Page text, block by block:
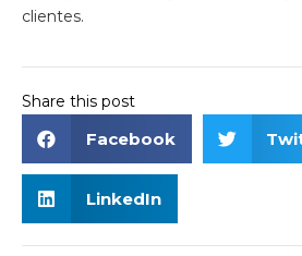
clientes.
Share this post
Facebook
LinkedIn